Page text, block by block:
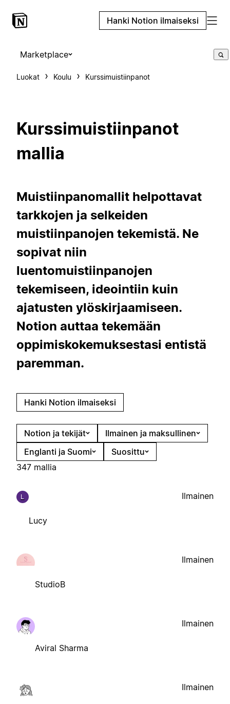
Hanki Notion ilmaiseksi
Marketplace
Luokat Koulu Kurssimuistiinpanot
Kurssimuistiinpanot
mallia
Muistiinpanomallit helpottavat
tarkkojen ja selkeiden
muistiinpanojen tekemistä. Ne
sopivat niin
luentomuistiinpanojen
tekemiseen, ideointiin kuin
ajatusten ylöskirjaamiseen.
Notion auttaa tekemään
oppimiskokemuksestasi entistä
paremman.
Hanki Notion ilmaiseksi
Notion ja tekijät
Ilmainen ja maksullinen
Englanti ja Suomi
Suosittu
347 mallia
L
Lucy
Ilmainen
StudioB
Ilmainen
Aviral Sharma
Ilmainen
Ilmainen